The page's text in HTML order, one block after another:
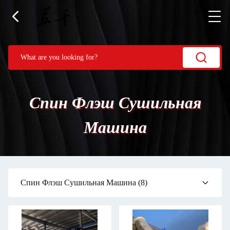
Спин Флэш Сушильная
Машина
Спин Флэш Сушильная Машина (8)